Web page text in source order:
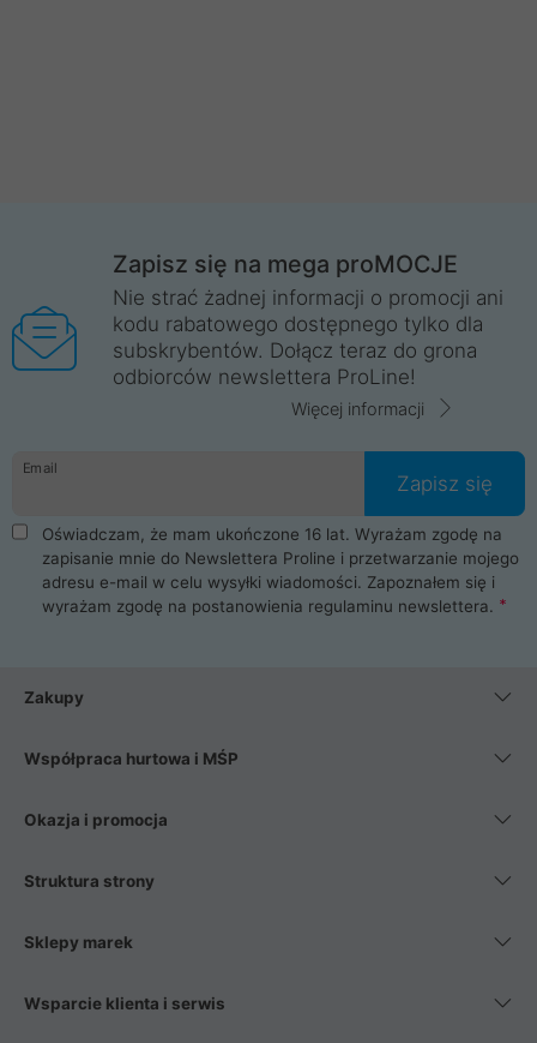
Zapisz się na mega proMOCJE
Nie strać żadnej informacji o promocji ani
kodu rabatowego dostępnego tylko dla
subskrybentów. Dołącz teraz do grona
odbiorców newslettera ProLine!
Więcej informacji
Email
Zapisz się
Oświadczam, że mam ukończone 16 lat. Wyrażam zgodę na
zapisanie mnie do Newslettera Proline i przetwarzanie mojego
adresu e-mail w celu wysyłki wiadomości. Zapoznałem się i
wyrażam zgodę na postanowienia regulaminu newslettera.
Zakupy
Współpraca hurtowa i MŚP
Okazja i promocja
Struktura strony
Sklepy marek
Wsparcie klienta i serwis